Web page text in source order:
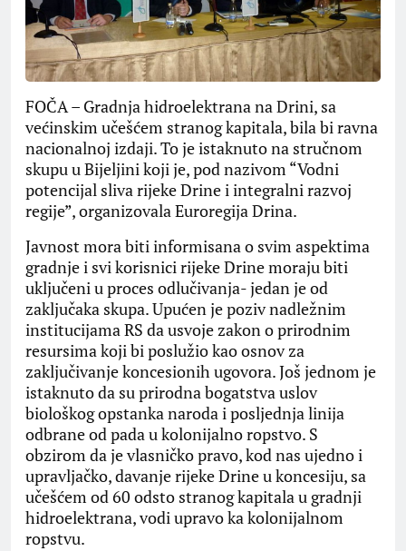
FOČA – Gradnja hidroelektrana na Drini, sa
većinskim učešćem stranog kapitala, bila bi ravna
nacionalnoj izdaji. To je istaknuto na stručnom
skupu u Bijeljini koji je, pod nazivom “Vodni
potencijal sliva rijeke Drine i integralni razvoj
regije”, organizovala Euroregija Drina.
Javnost mora biti informisana o svim aspektima
gradnje i svi korisnici rijeke Drine moraju biti
uključeni u proces odlučivanja- jedan je od
zaključaka skupa. Upućen je poziv nadležnim
institucijama RS da usvoje zakon o prirodnim
resursima koji bi poslužio kao osnov za
zaključivanje koncesionih ugovora. Još jednom je
istaknuto da su prirodna bogatstva uslov
biološkog opstanka naroda i posljednja linija
odbrane od pada u kolonijalno ropstvo. S
obzirom da je vlasničko pravo, kod nas ujedno i
upravljačko, davanje rijeke Drine u koncesiju, sa
učešćem od 60 odsto stranog kapitala u gradnji
hidroelektrana, vodi upravo ka kolonijalnom
ropstvu.